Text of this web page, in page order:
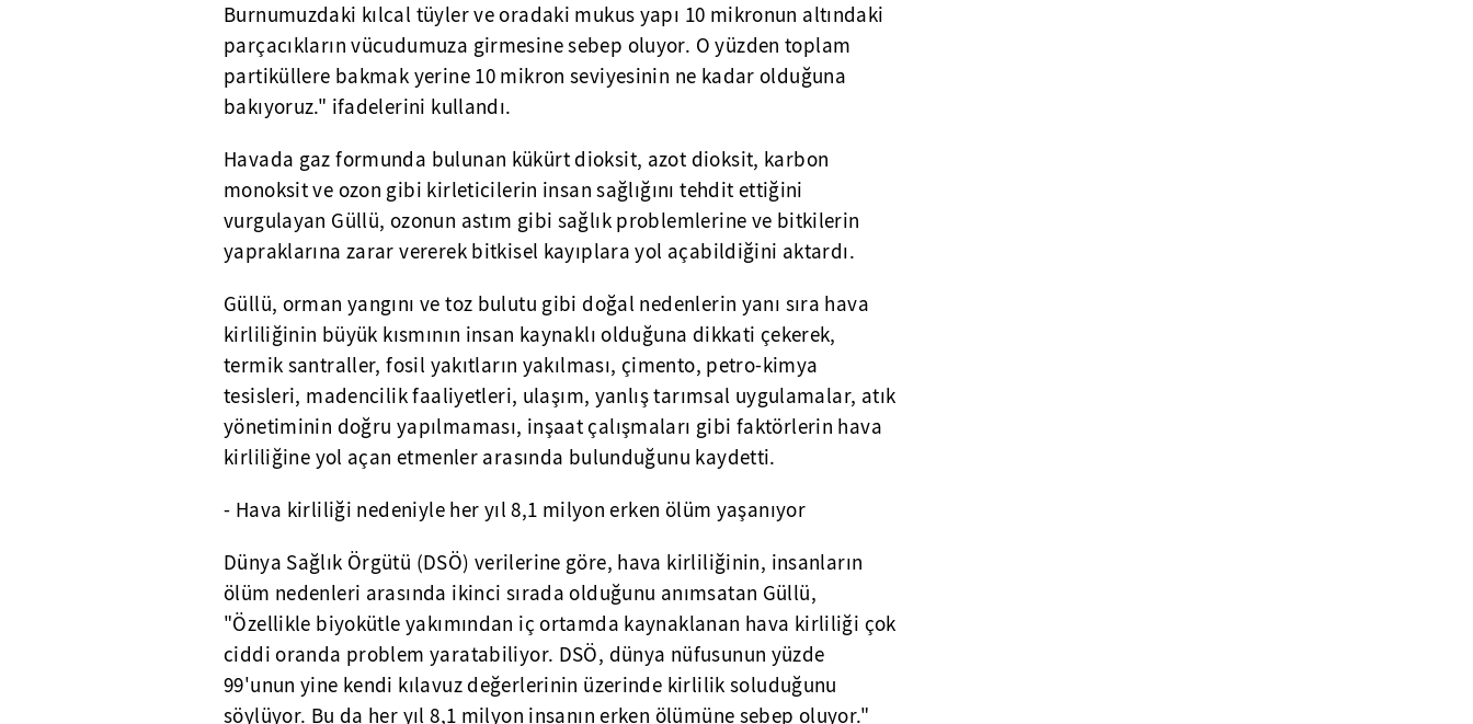
Burnumuzdaki kılcal tüyler ve oradaki mukus yapı 10 mikronun altındaki
parçacıkların vücudumuza girmesine sebep oluyor. O yüzden toplam
partiküllere bakmak yerine 10 mikron seviyesinin ne kadar olduğuna
bakıyoruz." ifadelerini kullandı.
Havada gaz formunda bulunan kükürt dioksit, azot dioksit, karbon
monoksit ve ozon gibi kirleticilerin insan sağlığını tehdit ettiğini
vurgulayan Güllü, ozonun astım gibi sağlık problemlerine ve bitkilerin
yapraklarına zarar vererek bitkisel kayıplara yol açabildiğini aktardı.
Güllü, orman yangını ve toz bulutu gibi doğal nedenlerin yanı sıra hava
kirliliğinin büyük kısmının insan kaynaklı olduğuna dikkati çekerek,
termik santraller, fosil yakıtların yakılması, çimento, petro-kimya
tesisleri, madencilik faaliyetleri, ulaşım, yanlış tarımsal uygulamalar, atık
yönetiminin doğru yapılmaması, inşaat çalışmaları gibi faktörlerin hava
kirliliğine yol açan etmenler arasında bulunduğunu kaydetti.
- Hava kirliliği nedeniyle her yıl 8,1 milyon erken ölüm yaşanıyor
Dünya Sağlık Örgütü (DSÖ) verilerine göre, hava kirliliğinin, insanların
ölüm nedenleri arasında ikinci sırada olduğunu anımsatan Güllü,
"Özellikle biyokütle yakımından iç ortamda kaynaklanan hava kirliliği çok
ciddi oranda problem yaratabiliyor. DSÖ, dünya nüfusunun yüzde
99'unun yine kendi kılavuz değerlerinin üzerinde kirlilik soluduğunu
söylüyor. Bu da her yıl 8,1 milyon insanın erken ölümüne sebep oluyor."